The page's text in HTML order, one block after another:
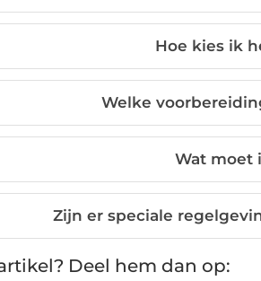
Hoe kies ik
Welke
Wat moet
Zijn er speciale
Deel hem dan op: